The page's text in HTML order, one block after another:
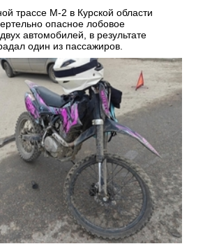
трассе М-2 в Курской области
опасное лобовое
автомобилей, в результате
один из пассажиров.